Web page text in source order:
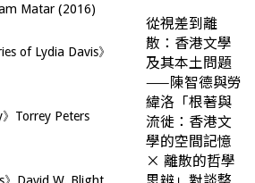
Matar (2016)
of Lydia Davis》
Torrey Peters
從視差到離
散：香港文學
及其本土問題
——陳智德與勞
緯洛「根著與
流徙：香港文
學的空間記憶
× 離散的哲學